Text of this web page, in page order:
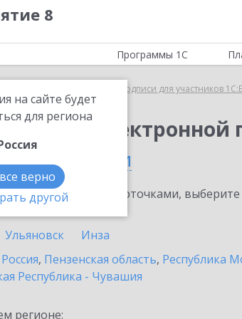
8
на сайте будет
для региона
верно
другой
Программы 1С
ЭДО без электронной подписи для участников
без электронной
области
карточками,
Ульяновск
Инза
Россия, Пензенская область, Республика
Республика - Чувашия
регионе: